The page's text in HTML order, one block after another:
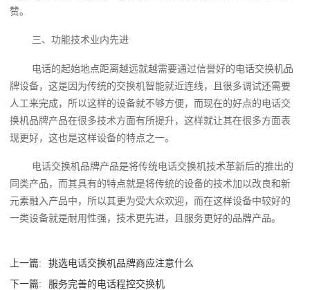
赞。
三、功能技术业内先进
电话的起始地点距离越远就越需要通过信誉好的电话交换机品
牌设备，这是因为传统的交换机智能就近连线，且很多调试还需要
人工来完成，所以这样的设备就不够方便，而现在的好点的电话交
换机品牌产品在很多技术方面有所提升，这样就让其在很多方面表
现更好，这也是这样设备的特点之一。
电话交换机品牌产品是将传统电话交换机技术革新后的推出的
同类产品，而其具有的特点就是将传统的设备的技术加以改良和新
元素融入产品中，所以其更为受大众欢迎，而在这样设备中较好的
一类设备就是耐用性强，技术更先进，且服务更好的品牌产品。
上一篇:
挑选电话交换机品牌商应注意什么
下一篇:
服务完善的电话程控交换机